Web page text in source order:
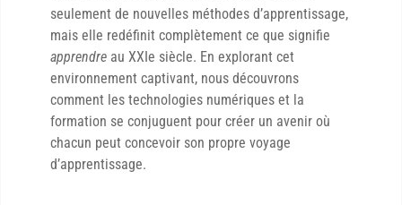
seulement de nouvelles méthodes d’apprentissage,
mais elle redéfinit complètement ce que signifie
apprendre au XXIe siècle. En explorant cet
environnement captivant, nous découvrons
comment les technologies numériques et la
formation se conjuguent pour créer un avenir où
chacun peut concevoir son propre voyage
d’apprentissage.